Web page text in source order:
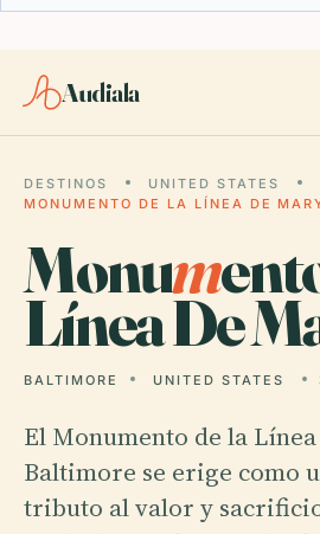
Audiala
DESTINOS UNITED STATES
MONUMENTO DE LA LÍNEA DE
Monum
Línea De
BALTIMORE UNITED STATES
El Monumento de la
Baltimore se erige como
tributo al valor y